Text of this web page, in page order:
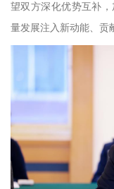
望双方深化优势互补
量发展注入新动能、贡